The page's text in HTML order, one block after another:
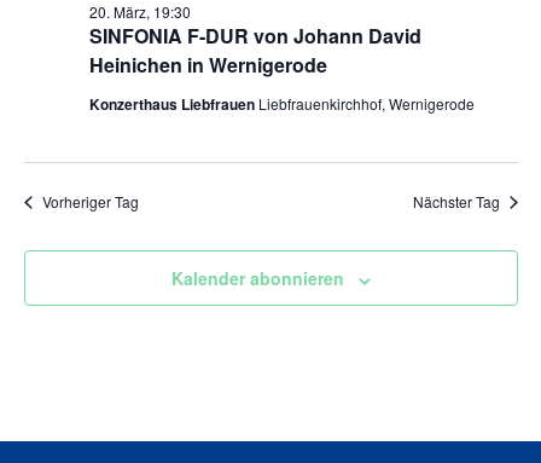
SINFONIA F-DUR von Johann David
Heinichen in Wernigerode
20. März, 19:30
Konzerthaus Liebfrauen Liebfrauenkirchhof, Wernigerode
Vorheriger Tag Nächster Tag
Kalender abonnieren